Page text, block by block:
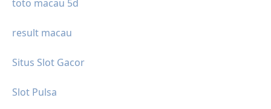
toto macau 5d
result macau
Situs Slot Gacor
Slot Pulsa